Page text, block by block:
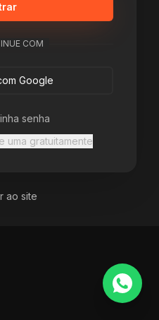
COM
Google
senha
uma gratuitamente
ao site